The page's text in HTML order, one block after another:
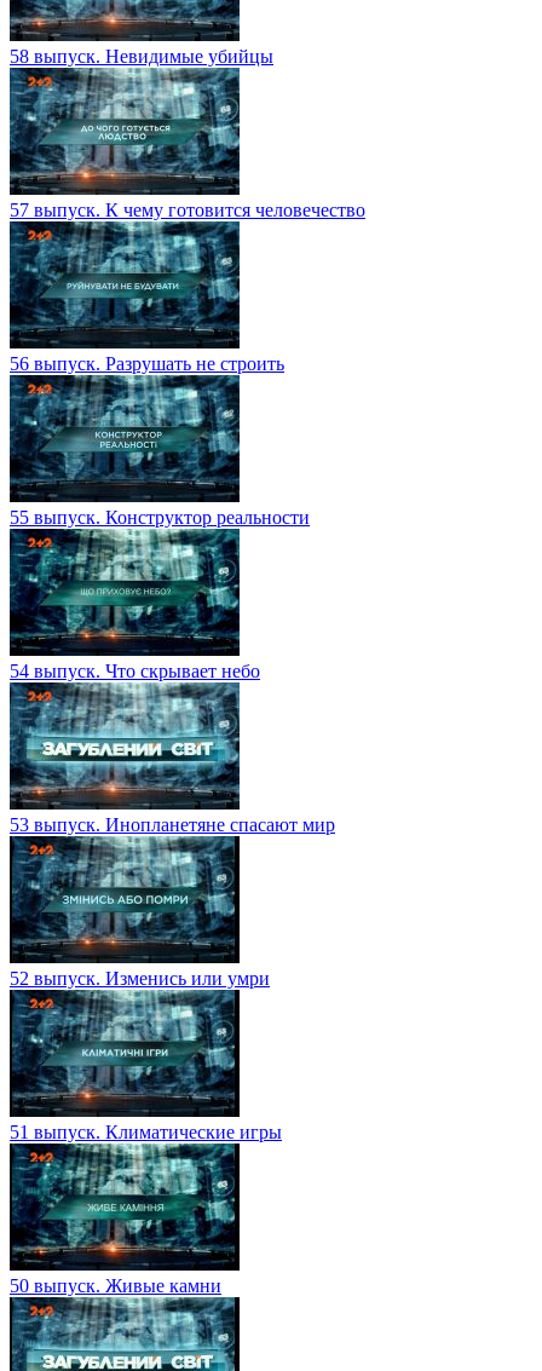
58 выпуск. Невидимые убийцы
57 выпуск. К чему готовится человечество
56 выпуск. Разрушать не строить
55 выпуск. Конструктор реальности
54 выпуск. Что скрывает небо
53 выпуск. Инопланетяне спасают мир
52 выпуск. Изменись или умри
51 выпуск. Климатические игры
50 выпуск. Живые камни